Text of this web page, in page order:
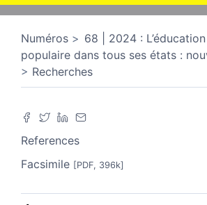
Numéros
68 | 2024 : L’éducation
populaire dans tous ses états :
Recherches
References
Facsimile [PDF, 396k]